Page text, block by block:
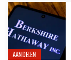
AANDELEN